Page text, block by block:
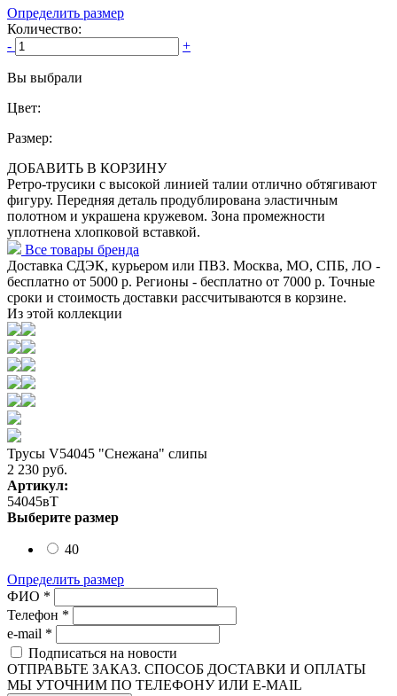
Определить размер
Количество:
-
+
Вы выбрали
Цвет:
Размер:
ДОБАВИТЬ В КОРЗИНУ
Ретро-трусики с высокой линией талии отлично обтягивают
фигуру. Передняя деталь продублирована эластичным
полотном и украшена кружевом. Зона промежности
уплотнена хлопковой вставкой.
Все товары бренда
Доставка СДЭК, курьером или ПВЗ. Москва, МО, СПБ, ЛО -
бесплатно от 5000 р. Регионы - бесплатно от 7000 р. Точные
сроки и стоимость доставки рассчитываются в корзине.
Из этой коллекции
Трусы V54045 "Снежана" слипы
2 230 руб.
Артикул:
54045вТ
Выберите размер
40
Определить размер
ФИО *
Телефон *
e-mail *
Подписаться на новости
ОТПРАВЬТЕ ЗАКАЗ. СПОСОБ ДОСТАВКИ И ОПЛАТЫ
МЫ УТОЧНИМ ПО ТЕЛЕФОНУ ИЛИ E-MAIL